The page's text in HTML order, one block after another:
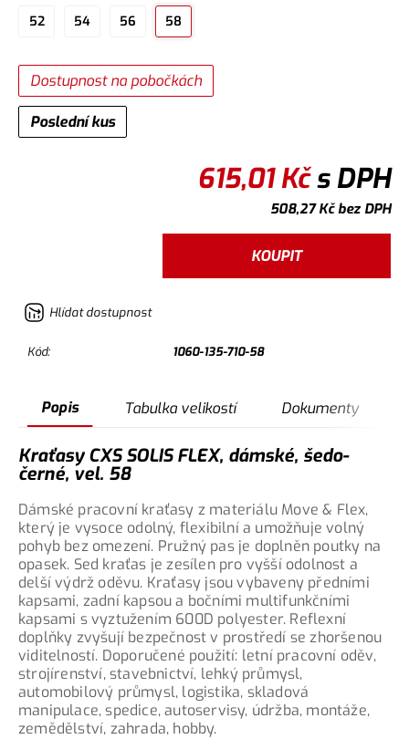
52 54 56 58
Poslední kus
Dostupnost na pobočkách
615,01Kčs DPH
508,27Kčbez DPH
KOUPIT
Hlídat dostupnost
Kód: 1060-135-710-58
Popis Tabulka velikostí Dokumenty
Kraťasy CXS SOLIS FLEX, dámské, šedo-
černé, vel. 58
Dámské pracovní kraťasy z materiálu Move & Flex,
který je vysoce odolný, flexibilní a umožňuje volný
pohyb bez omezení. Pružný pas je doplněn poutky na
opasek. Sed kraťas je zesílen pro vyšší odolnost a
delší výdrž oděvu. Kraťasy jsou vybaveny předními
kapsami, zadní kapsou a bočními multifunkčními
kapsami s vyztužením 600D polyester. Reflexní
doplňky zvyšují bezpečnost v prostředí se zhoršenou
viditelností. Doporučené použití: letní pracovní oděv,
strojírenství, stavebnictví, lehký průmysl,
automobilový průmysl, logistika, skladová
manipulace, spedice, autoservisy, údržba, montáže,
zemědělství, zahrada, hobby.